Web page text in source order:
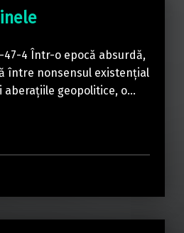
47-4 Într-o epocă absurdă,
între nonsensul existențial
aberațiile geopolitice, o…